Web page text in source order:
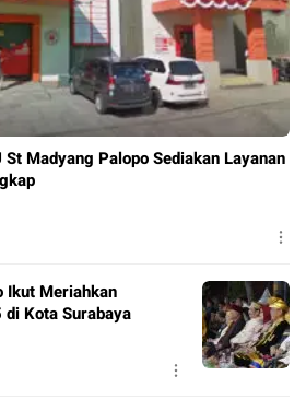
Madyang Palopo Sediakan Layanan
Ikut Meriahkan
Kota Surabaya